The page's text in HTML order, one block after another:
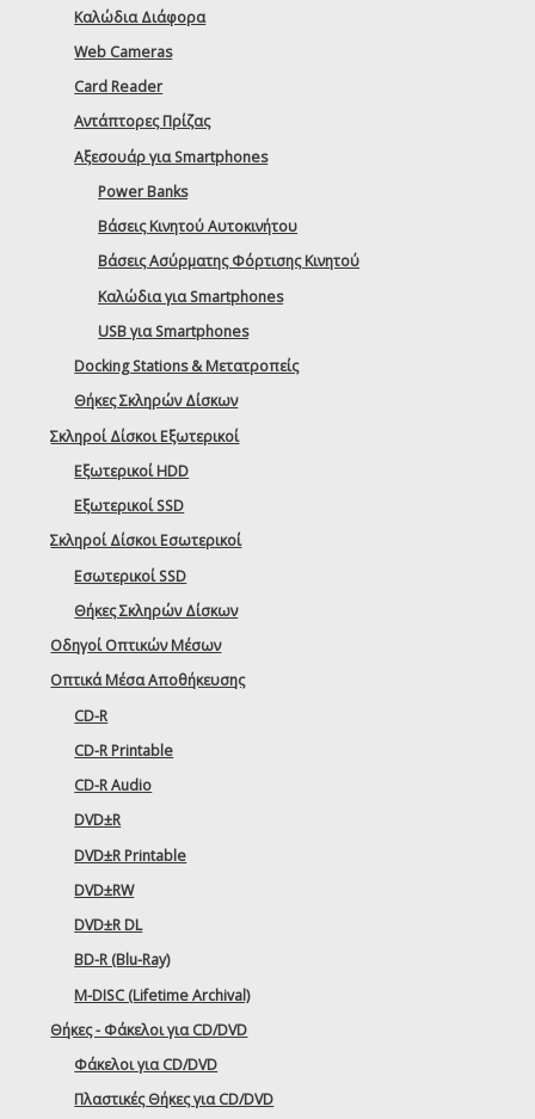
Καλώδια Διάφορα
Web Cameras
Card Reader
Αντάπτορες Πρίζας
Αξεσουάρ για Smartphones
Power Banks
Βάσεις Κινητού Αυτοκινήτου
Βάσεις Ασύρματης Φόρτισης Κινητού
Καλώδια για Smartphones
USB για Smartphones
Docking Stations & Μετατροπείς
Θήκες Σκληρών Δίσκων
Σκληροί Δίσκοι Εξωτερικοί
Εξωτερικοί HDD
Εξωτερικοί SSD
Σκληροί Δίσκοι Εσωτερικοί
Εσωτερικοί SSD
Θήκες Σκληρών Δίσκων
Οδηγοί Οπτικών Μέσων
Οπτικά Μέσα Αποθήκευσης
CD-R
CD-R Printable
CD-R Audio
DVD±R
DVD±R Printable
DVD±RW
DVD±R DL
BD-R (Blu-Ray)
M-DISC (Lifetime Archival)
Θήκες - Φάκελοι για CD/DVD
Φάκελοι για CD/DVD
Πλαστικές Θήκες για CD/DVD